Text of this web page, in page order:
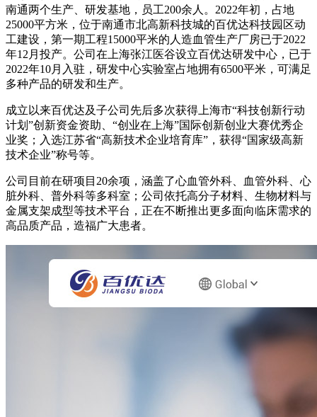
南通两个生产、研发基地，员工200余人。2022年初，占地
25000平方米，位于南通市北高新科技城的百优达科技园区动
工建设，第一期工程15000平米的人造血管生产厂房已于2022
年12月投产。公司在上海张江医谷设立百优达研发中心，已于
2022年10月入驻，研发中心实验室占地拥有6500平米，可满足
多种产品的研发和生产。
成立以来百优达及子公司先后多次获得上海市“科技创新行动
计划”创新资金资助、“创业在上海”国际创新创业大赛优秀企
业奖；入选江苏省“高新技术企业培育库”，获得“国家级高新
技术企业”称号等。
公司目前在研项目20余项，涵盖了心血管外科、血管外科、心
脏外科、普外科等多科室；公司依托高分子材料、生物材料与
金属支架成型等技术平台，正在不断推出更多面向临床需求的
高品质产品，造福广大患者。